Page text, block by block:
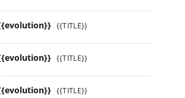
{{TITLE}}
{{TITLE}}
{{TITLE}}